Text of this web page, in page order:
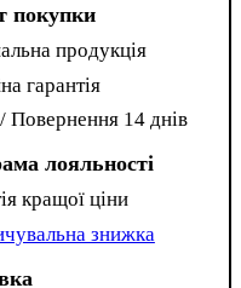
покупки
продукція
гарантія
Повернення 14 днів
лояльності
кращої ціни
знижка